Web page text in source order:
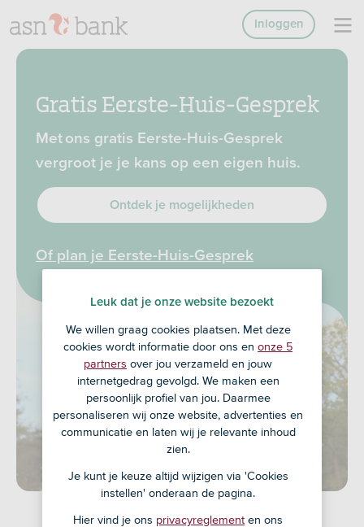
Inloggen
Gratis Eerste-Huis-Gesprek
Met ons gratis Eerste-Huis-Gesprek
vergroot je je kans op een eigen huis.
Ontdek je mogelijkheden
Of plan je Eerste-Huis-Gesprek
Leuk dat je onze website bezoekt
We willen graag cookies plaatsen. Met deze
cookies wordt informatie door ons en onze 5
partners over jou verzameld en jouw
internetgedrag gevolgd. We maken een
persoonlijk profiel van jou. Daarmee
personaliseren wij onze website, advertenties en
communicatie en laten wij je relevante inhoud
zien.
Je kunt je keuze altijd wijzigen via 'Cookies
instellen' onderaan de pagina.
Hier vind je ons privacyreglement en ons